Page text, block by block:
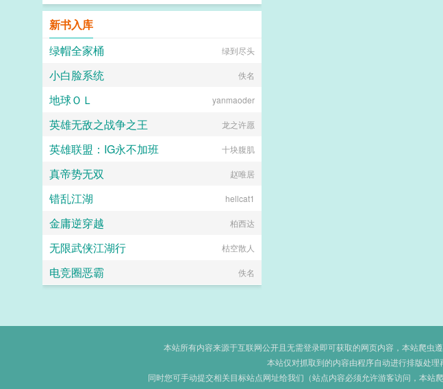
新书入库
绿帽全家桶
绿到尽头
小白脸系统 佚名
地球ＯＬ yanmaoder
英雄无敌之战争之王 龙之许愿
英雄联盟：IG永不加班 十块腹肌
真帝势无双 赵唯居
错乱江湖 hellcat1
金庸逆穿越 柏西达
无限武侠江湖行 枯空散人
电竞圈恶霸 佚名
本站所有内容来源于互联网公开且无需登录即可获取的网页内容，本站爬虫
本站仅对抓取到的内容由程序自动进行排版处理
同时您可手动提交相关目标站点网址给我们（站点内容必须允许游客访问，本站